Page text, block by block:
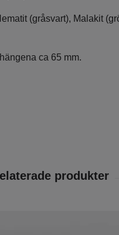
(gråsvart), Malakit
ca 65 mm.